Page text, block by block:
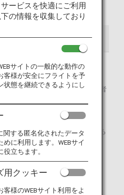
特典利用者登録
るお客様
）会員ご本人様、会員の配偶者
等以内のご親族が対象です。
が必要です。
マイルを提携ポイントに交換する
のポイント
気を付けください
ービスを快適にご利用
の情報を収集しており
サイトの一般的な動作の
客様が安全にフライトを予
状態を継続できるようにし
関する匿名化されたデータ
めに利用します。WEBサイ
役立ちます。
用クッキー
客様のWEBサイト利用をよ